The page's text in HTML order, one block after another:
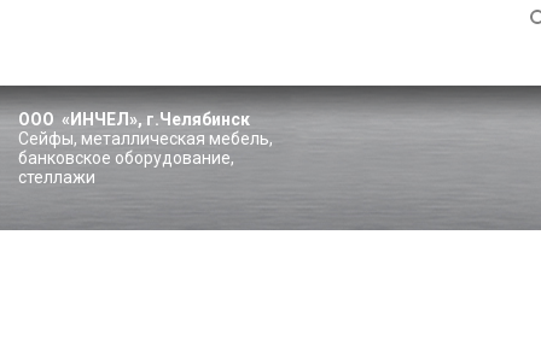
ООО «ИНЧЕЛ», г.Челябинск
Сейфы, металлическая мебель,
банковское оборудование,
стеллажи